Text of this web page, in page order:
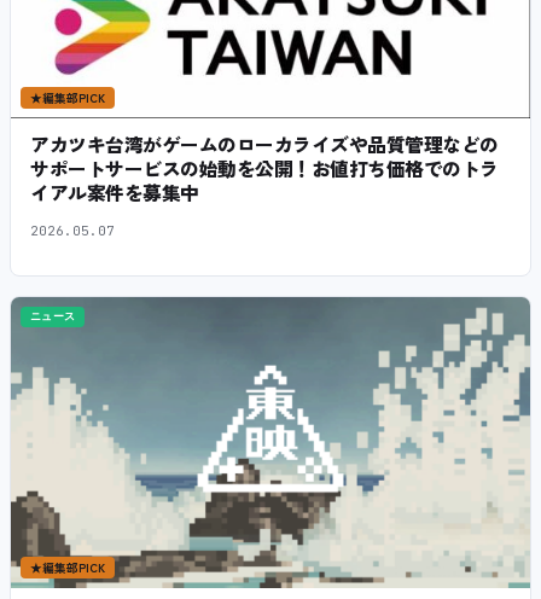
★編集部PICK
アカツキ台湾がゲームのローカライズや品質管理などの
サポートサービスの始動を公開！お値打ち価格でのトラ
イアル案件を募集中
2026.05.07
ニュース
★編集部PICK